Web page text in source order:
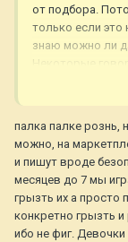
от подбора.
только если это
знаю можно ли
Некоторые
палка палке рознь,
можно, на
и пишут вроде
месяцев до 7 мы
грызть их а просто
конкретно грызть и
ибо не фиг.